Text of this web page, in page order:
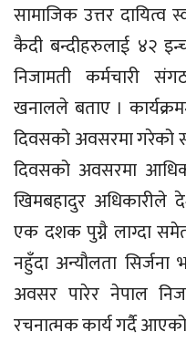
सामाजिक उत्तर
कैदी बन्दीहरुलाई ४२
निजामती कर्मचारी
खनालले बताए ।
दिवसको अवसरमा गरेको
दिवसको अवसरमा
खिमबहादुर
एक दशक पुग्नै लाग्दा
नहुँदा अन्यौलता
अवसर पारेर नेपाल
रचनात्मक कार्य गर्दै